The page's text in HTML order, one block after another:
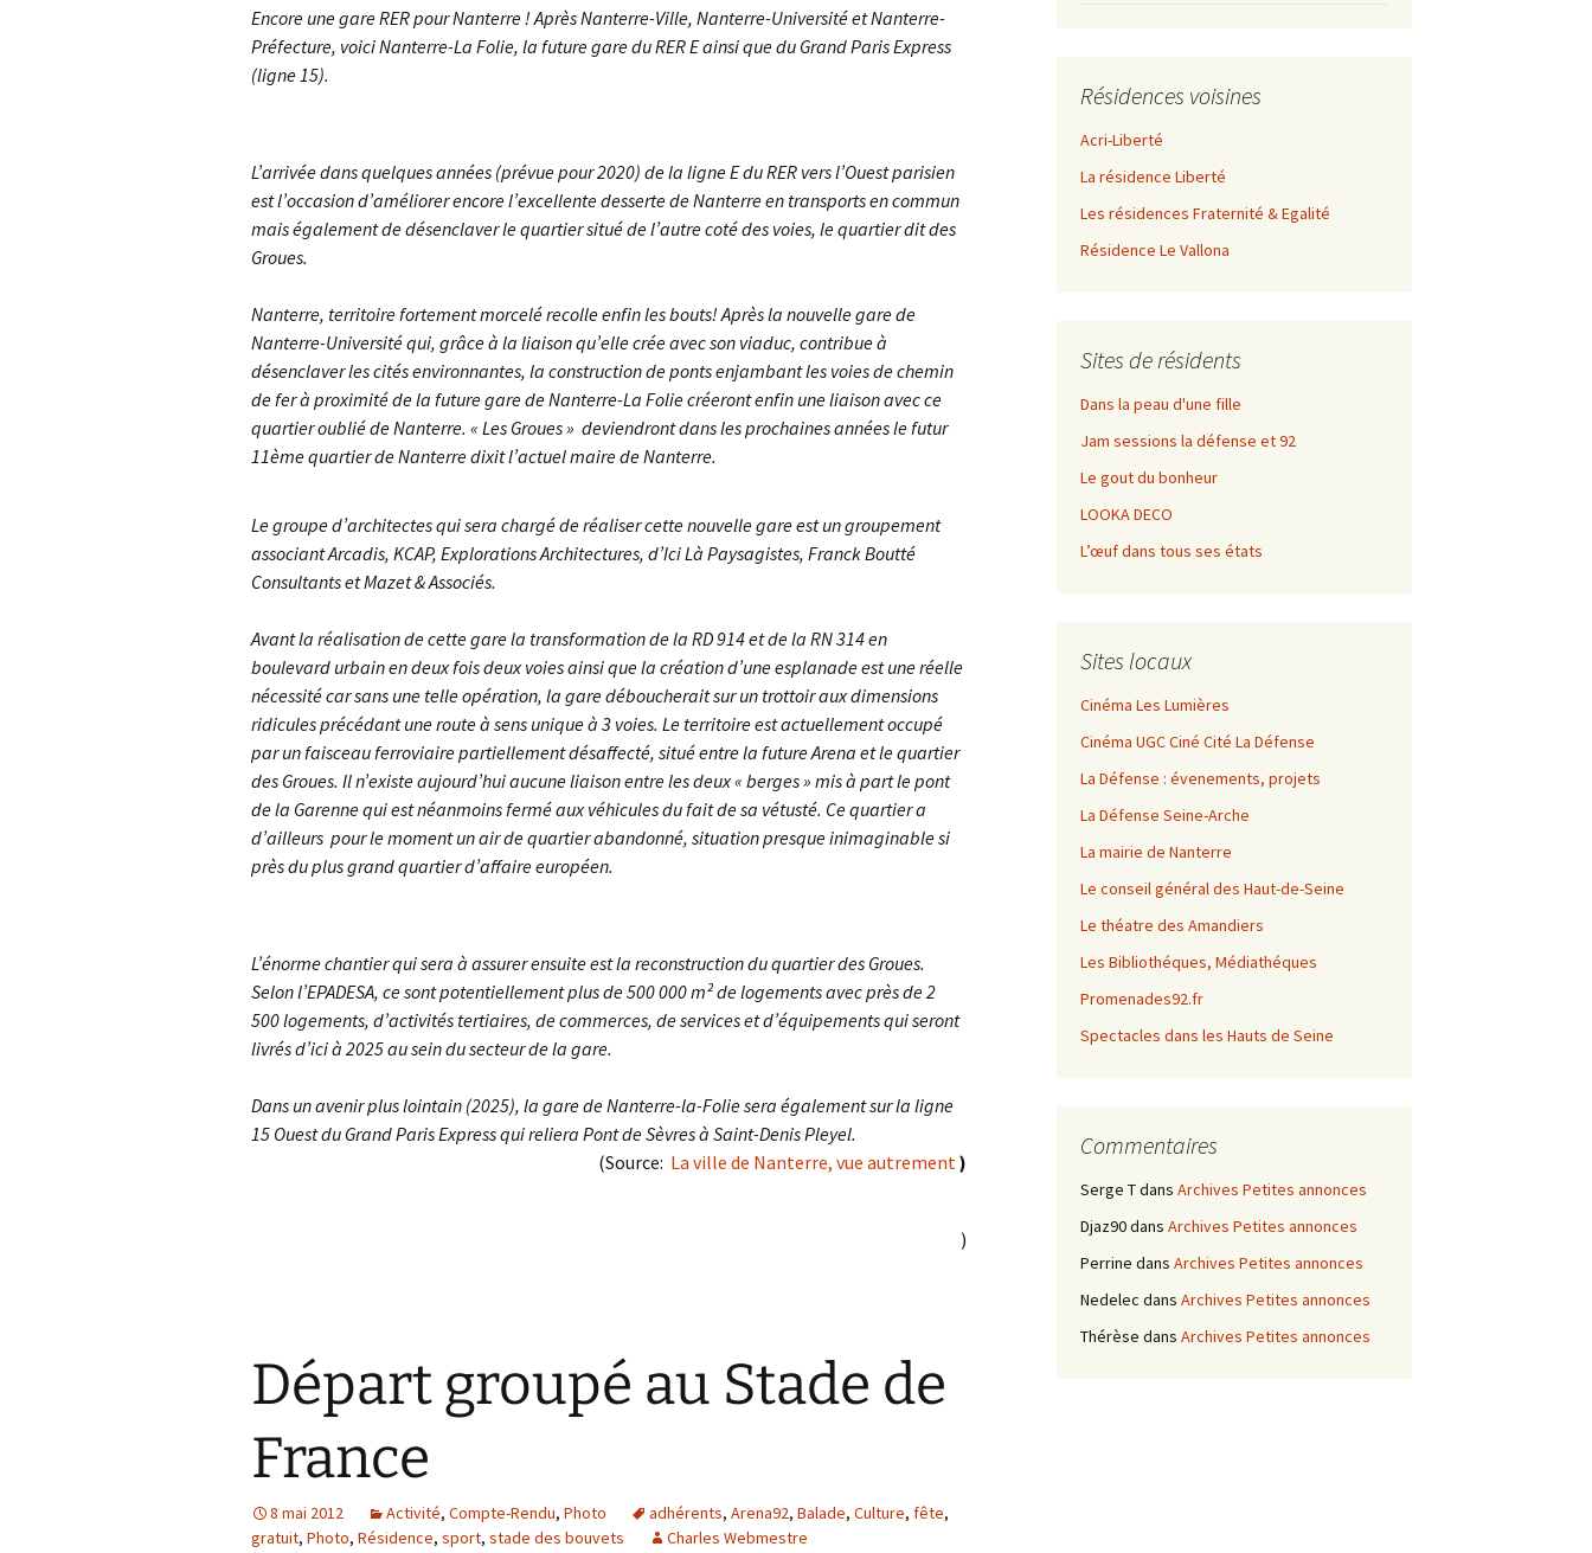
Encore une gare RER pour Nanterre ! Après Nanterre-Ville, Nanterre-Université et Nanterre-
Préfecture, voici Nanterre-La Folie, la future gare du RER E ainsi que du Grand Paris Express
(ligne 15).
L’arrivée dans quelques années (prévue pour 2020) de la ligne E du RER vers l’Ouest parisien
est l’occasion d’améliorer encore l’excellente desserte de Nanterre en transports en commun
mais également de désenclaver le quartier situé de l’autre coté des voies, le quartier dit des
Groues.
Nanterre, territoire fortement morcelé recolle enfin les bouts! Après la nouvelle gare de
Nanterre-Université qui, grâce à la liaison qu’elle crée avec son viaduc, contribue à
désenclaver les cités environnantes, la construction de ponts enjambant les voies de chemin
de fer à proximité de la future gare de Nanterre-La Folie créeront enfin une liaison avec ce
quartier oublié de Nanterre. « Les Groues » deviendront dans les prochaines années le futur
11ème quartier de Nanterre dixit l’actuel maire de Nanterre.
Le groupe d’architectes qui sera chargé de réaliser cette nouvelle gare est un groupement
associant Arcadis, KCAP, Explorations Architectures, d’Ici Là Paysagistes, Franck Boutté
Consultants et Mazet & Associés.
Avant la réalisation de cette gare la transformation de la RD 914 et de la RN 314 en
boulevard urbain en deux fois deux voies ainsi que la création d’une esplanade est une réelle
nécessité car sans une telle opération, la gare déboucherait sur un trottoir aux dimensions
ridicules précédant une route à sens unique à 3 voies. Le territoire est actuellement occupé
par un faisceau ferroviaire partiellement désaffecté, situé entre la future Arena et le quartier
des Groues. Il n’existe aujourd’hui aucune liaison entre les deux « berges » mis à part le pont
de la Garenne qui est néanmoins fermé aux véhicules du fait de sa vétusté. Ce quartier a
d’ailleurs pour le moment un air de quartier abandonné, situation presque inimaginable si
près du plus grand quartier d’affaire européen.
L’énorme chantier qui sera à assurer ensuite est la reconstruction du quartier des Groues.
Selon l’EPADESA, ce sont potentiellement plus de 500 000 m² de logements avec près de 2
500 logements, d’activités tertiaires, de commerces, de services et d’équipements qui seront
livrés d’ici à 2025 au sein du secteur de la gare.
Dans un avenir plus lointain (2025), la gare de Nanterre-la-Folie sera également sur la ligne
15 Ouest du Grand Paris Express qui reliera Pont de Sèvres à Saint-Denis Pleyel.
(Source: La ville de Nanterre, vue autrement)
)
Départ groupé au Stade de
France
8 mai 2012 Activité, Compte-Rendu, Photo adhérents, Arena92, Balade, Culture, fête,
gratuit, Photo, Résidence, sport, stade des bouvets Charles Webmestre
Résidences voisines
Acri-Liberté
La résidence Liberté
Les résidences Fraternité & Egalité
Résidence Le Vallona
Sites de résidents
Dans la peau d'une fille
Jam sessions la défense et 92
Le gout du bonheur
LOOKA DECO
L’œuf dans tous ses états
Sites locaux
Cinéma Les Lumières
Cinéma UGC Ciné Cité La Défense
La Défense : évenements, projets
La Défense Seine-Arche
La mairie de Nanterre
Le conseil général des Haut-de-Seine
Le théatre des Amandiers
Les Bibliothéques, Médiathéques
Promenades92.fr
Spectacles dans les Hauts de Seine
Commentaires
Serge Tdans Archives Petites annonces
Djaz90dans Archives Petites annonces
Perrine dans Archives Petites annonces
Nedelec dans Archives Petites annonces
Thérèse dans Archives Petites annonces